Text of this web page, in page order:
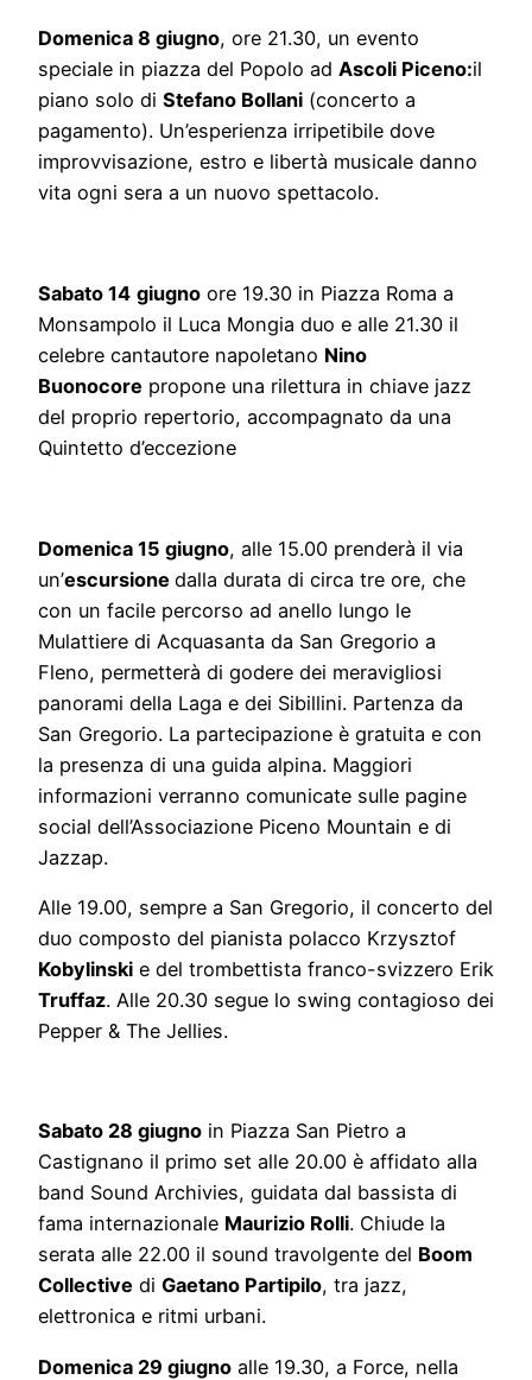
Domenica 8 giugno, ore 21.30, un evento
speciale in piazza del Popolo ad Ascoli Piceno:il
piano solo di Stefano Bollani (concerto a
pagamento). Un’esperienza irripetibile dove
improvvisazione, estro e libertà musicale danno
vita ogni sera a un nuovo spettacolo.
Sabato 14 giugno ore 19.30 in Piazza Roma a
Monsampolo il Luca Mongia duo e alle 21.30 il
celebre cantautore napoletano Nino
Buonocore propone una rilettura in chiave jazz
del proprio repertorio, accompagnato da una
Quintetto d’eccezione
Domenica 15 giugno, alle 15.00 prenderà il via
un’escursione dalla durata di circa tre ore, che
con un facile percorso ad anello lungo le
Mulattiere di Acquasanta da San Gregorio a
Fleno, permetterà di godere dei meravigliosi
panorami della Laga e dei Sibillini. Partenza da
San Gregorio. La partecipazione è gratuita e con
la presenza di una guida alpina. Maggiori
informazioni verranno comunicate sulle pagine
social dell’Associazione Piceno Mountain e di
Jazzap.
Alle 19.00, sempre a San Gregorio, il concerto del
duo composto del pianista polacco Krzysztof
Kobylinski e del trombettista franco-svizzero Erik
Truffaz. Alle 20.30 segue lo swing contagioso dei
Pepper & The Jellies.
Sabato 28 giugno in Piazza San Pietro a
Castignano il primo set alle 20.00 è affidato alla
band Sound Archivies, guidata dal bassista di
fama internazionale Maurizio Rolli. Chiude la
serata alle 22.00 il sound travolgente del Boom
Collective di Gaetano Partipilo, tra jazz,
elettronica e ritmi urbani.
Domenica 29 giugno alle 19.30, a Force, nella